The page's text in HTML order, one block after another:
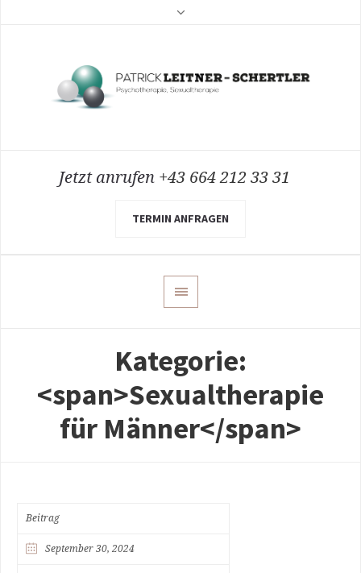
Jetzt anrufen +43 664 212 33 31
TERMIN ANFRAGEN
Kategorie:
<span>Sexualtherapie
für Männer</span>
Beitrag
September 30, 2024